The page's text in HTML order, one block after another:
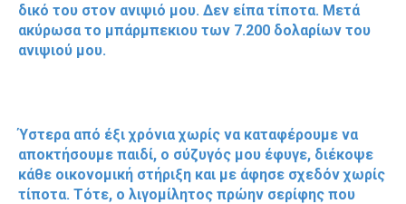
δικό του στον ανιψιό μου. Δεν είπα τίποτα. Μετά
ακύρωσα το μπάρμπεκιου των 7.200 δολαρίων του
ανιψιού μου.
Ύστερα από έξι χρόνια χωρίς να καταφέρουμε να
αποκτήσουμε παιδί, ο σύζυγός μου έφυγε, διέκοψε
κάθε οικονομική στήριξη και με άφησε σχεδόν χωρίς
τίποτα. Τότε, ο λιγομίλητος πρώην σερίφης που